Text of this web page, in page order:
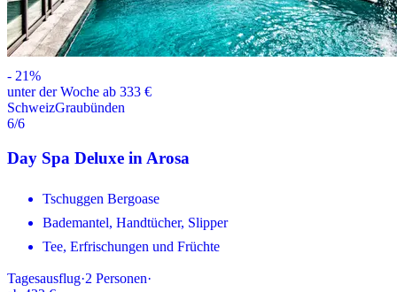
- 21%
unter der Woche ab 333 €
SchweizGraubünden
6/6
Day Spa Deluxe in Arosa
Tschuggen Bergoase
Bademantel, Handtücher, Slipper
Tee, Erfrischungen und Früchte
Tagesausflug·2 Personen·